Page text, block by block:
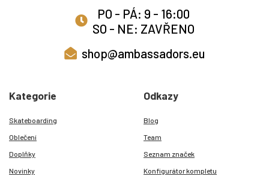
PO - PÁ: 9 - 16:00
SO - NE: ZAVŘENO
shop@ambassadors.eu
Kategorie
Skateboarding
Oblečení
Doplňky
Novinky
Odkazy
Blog
Team
Seznam značek
Konfigurátor kompletu